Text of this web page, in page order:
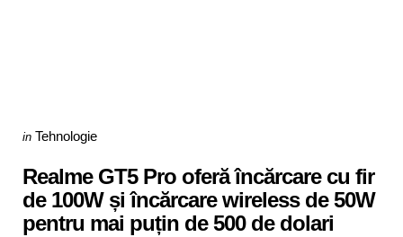
Categories
Posted
in Tehnologie
Realme GT5 Pro oferă încărcare cu fir
de 100W și încărcare wireless de 50W
pentru mai puțin de 500 de dolari